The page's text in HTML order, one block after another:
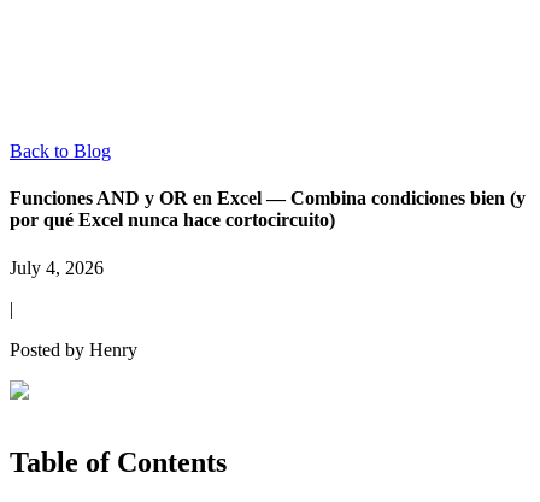
Back to Blog
Funciones AND y OR en Excel — Combina condiciones bien (y
por qué Excel nunca hace cortocircuito)
July 4, 2026
|
Posted by Henry
Table of Contents